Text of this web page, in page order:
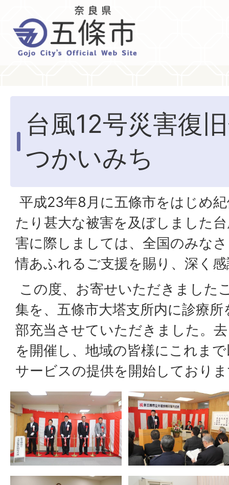
台風12号災害復
つかいみち
平成23年8月に五條市をはじめ
たり甚大な被害を及ぼしました
害に際しましては、全国のみな
情あふれるご支援を賜り、深く
この度、お寄せいただきました
集を、五條市大塔支所内に診療
部充当させていただきました。
を開催し、地域の皆様にこれま
サービスの提供を開始しており